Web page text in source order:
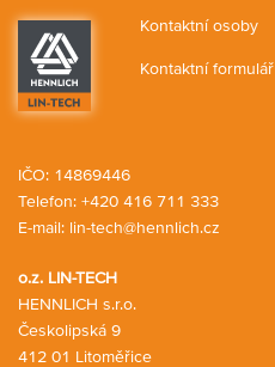
Kontaktní osoby
Kontaktní formulář
o.z. LIN-TECH
HENNLICH s.r.o.
Českolipská 9
412 01 Litoměřice
IČO: 14869446
Telefon: +420 416 711 333
E-mail: lin-tech@hennlich.cz